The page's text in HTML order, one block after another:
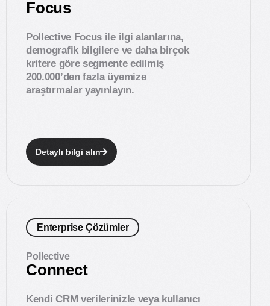
Focus
Pollective Focus ile ilgi alanlarına,
demografik bilgilere ve daha birçok
kritere göre segmente edilmiş
200.000’den fazla üyemize
araştırmalar yayınlayın.
Detaylı bilgi alın
Enterprise Çözümler
Pollective
Connect
Kendi CRM verilerinizle veya kullanıcı